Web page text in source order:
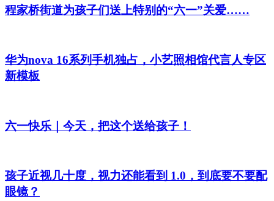
程家桥街道为孩子们送上特别的“六一”关爱……
华为nova 16系列手机独占，小艺照相馆代言人专区
新模板
六一快乐｜今天，把这个送给孩子！
孩子近视几十度，视力还能看到 1.0，到底要不要配
眼镜？